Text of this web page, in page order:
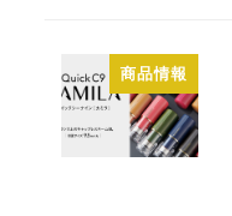
商品情報